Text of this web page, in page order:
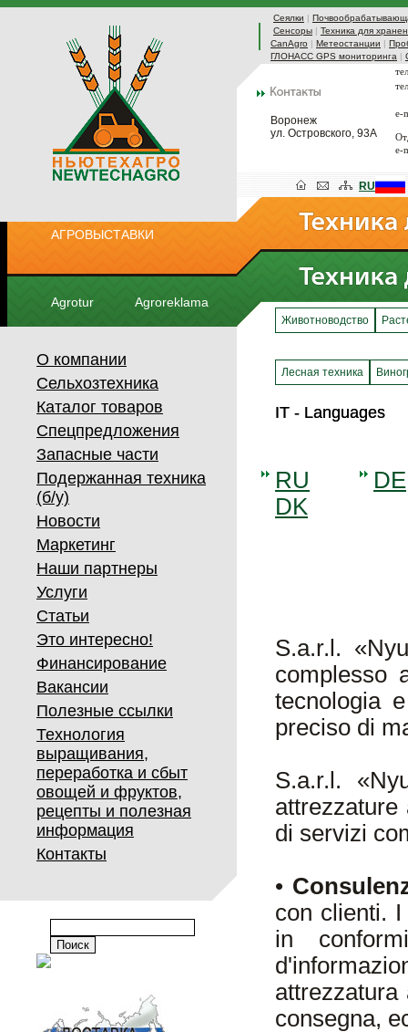
Сеялки |
Сенсоры | Техника для
CanAgro | Метеостанции |
ГЛОНАСС GPS мониторинга |
Воронеж
ул. Островского, 93А
e-
e-
АГРОВЫСТАВКИ
Agrotur Agroreklama
RU
О компании
Сельхозтехника
Каталог товаров
Спецпредложения
Запасные части
Подержанная техника
(б/у)
Новости
Маркетинг
Наши партнеры
Услуги
Статьи
Это интересно!
Финансирование
Вакансии
Полезные ссылки
Технология
выращивания,
переработка и сбыт
овощей и фруктов,
рецепты и полезная
информация
Контакты
Животноводство
Лесная техника
IT - Languages
IT - Languages
RU
DE
DK
S.a.r.l.
complesso
tecnologia
preciso di
S.a.r.l.
di servizi
•
con clienti.
in
attrezzatura
consegna,